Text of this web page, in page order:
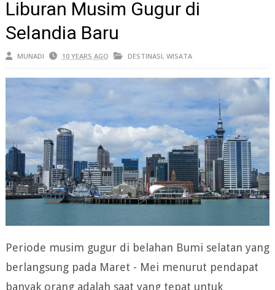
Liburan Musim Gugur di
Selandia Baru
MUNADI 10 YEARS AGO DESTINASI, WISATA
Periode musim gugur di belahan Bumi selatan yang
berlangsung pada Maret - Mei menurut pendapat
banyak orang adalah saat yang tepat untuk